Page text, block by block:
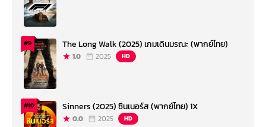
#9 The Long Walk (2025) เกมเดินมรณะ (พากย์ไทย)
1.0 2025 HD
#10 Sinners (2025) ซินเนอร์ส (พากย์ไทย) 1X
0.0 2025 HD